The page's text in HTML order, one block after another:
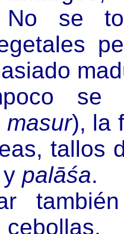
No se
se
masur), la
tallos
ypalāśa.